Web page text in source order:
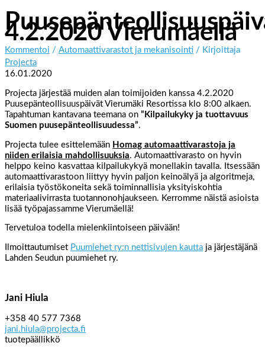
4.2.2020 Vierumäellä
Kommentoi / Automaattivarastot ja mekanisointi / Kirjoittaja
Projecta
16.01.2020
Projecta järjestää muiden alan toimijoiden kanssa 4.2.2020
Puusepänteollisuuspäivät Vierumäki Resortissa klo 8:00 alkaen.
Tapahtuman kantavana teemana on ”Kilpailukyky ja tuottavuus
Suomen puusepänteollisuudessa”.
Projecta tulee esittelemään Homag automaattivarastoja ja
niiden erilaisia mahdollisuuksia. Automaattivarasto on hyvin
helppo keino kasvattaa kilpailukykyä monellakin tavalla. Itsessään
automaattivarastoon liittyy hyvin paljon keinoälyä ja algoritmeja,
erilaisia työstökoneita sekä toiminnallisia yksityiskohtia
materiaalivirrasta tuotannonohjaukseen. Kerromme näistä asioista
lisää työpajassamme Vierumäellä!
Tervetuloa todella mielenkiintoiseen päivään!
Ilmoittautumiset Puumiehet ry:n nettisivujen kautta ja järjestäjänä
Lahden Seudun puumiehet ry.
Jani Hiula
+358 40 577 7368
jani.hiula@projecta.fi
tuotepäällikkö